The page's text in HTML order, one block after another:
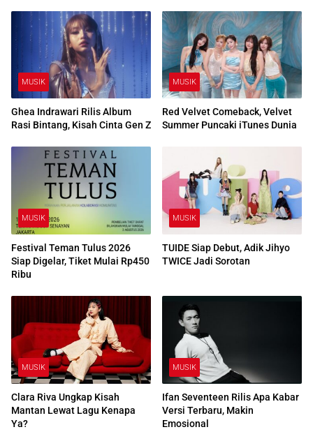
MUSIK
Ghea Indrawari Rilis Album
Rasi Bintang, Kisah Cinta Gen Z
MUSIK
Red Velvet Comeback, Velvet
Summer Puncaki iTunes Dunia
MUSIK
Festival Teman Tulus 2026
Siap Digelar, Tiket Mulai Rp450
Ribu
MUSIK
TUIDE Siap Debut, Adik Jihyo
TWICE Jadi Sorotan
MUSIK
Clara Riva Ungkap Kisah
Mantan Lewat Lagu Kenapa
Ya?
MUSIK
Ifan Seventeen Rilis Apa Kabar
Versi Terbaru, Makin
Emosional